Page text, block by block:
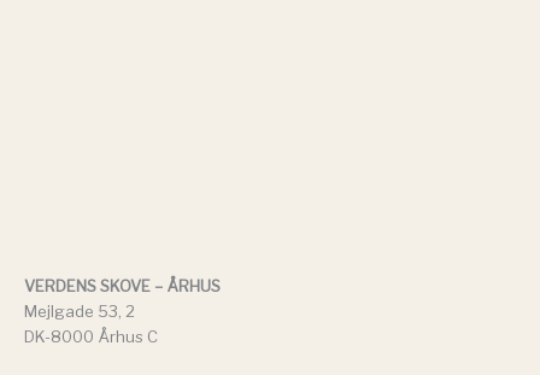
VERDENS SKOVE – ÅRHUS
Mejlgade 53, 2
DK-8000 Århus C